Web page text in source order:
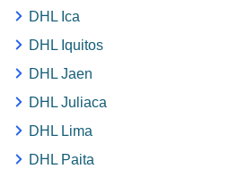
DHL Ica
DHL Iquitos
DHL Jaen
DHL Juliaca
DHL Lima
DHL Paita